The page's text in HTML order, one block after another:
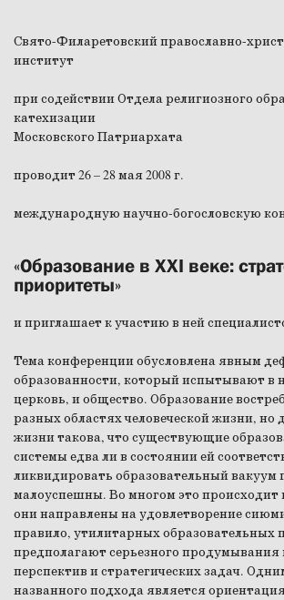
Свято-Филаретовский православно-
институт
при содействии Отдела религиозного
катехизации
Московского Патриархата
проводит 26 – 28 мая 2008 г.
международную научно-богословскую
«Образование в XXI веке:
приоритеты»
и приглашает к участию в ней
Тема конференции обусловлена явным
образованности, который испытывают в
церковь, и общество. Образование
разных областях человеческой жизни, но
жизни такова, что существующие
системы едва ли в состоянии ей
ликвидировать образовательный вакуум
малоуспешны. Во многом это происходит
они направлены на удовлетворение
правило, утилитарных образовательных
предполагают серьезного
перспектив и стратегических задач.
названного подхода является